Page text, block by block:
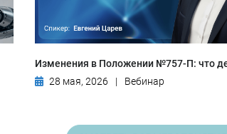
Изменения в Положении №757-П: что
28 мая, 2026
| Вебинар